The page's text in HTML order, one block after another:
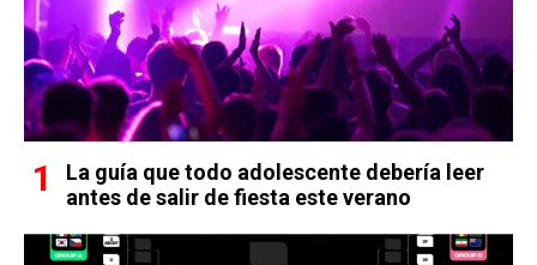
La guía que todo adolescente debería leer
antes de salir de fiesta este verano